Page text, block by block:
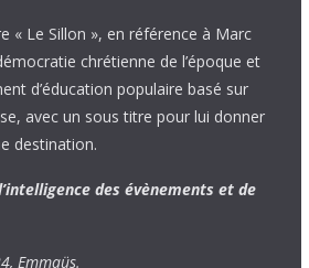
« Le Sillon », en référence à Marc
chrétienne de l’époque et
d’éducation populaire basé sur
avec un sous titre pour lui donner
destination.
des évènements et de
Emmaüs.